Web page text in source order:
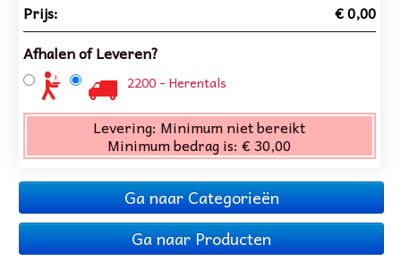
Prijs:
€ 0,00
Afhalen of Leveren?
2200 - Herentals
Levering: Minimum niet bereikt
Minimum bedrag is:€ 30,00
Ga naar Categorieën
Ga naar Producten